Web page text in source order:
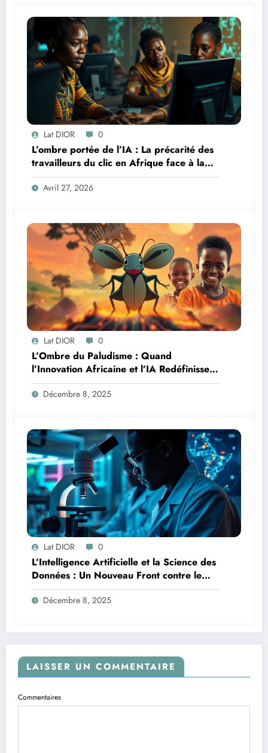
Lat DIOR 0
L’ombre portée de l’IA : La précarité des
travailleurs du clic en Afrique face à la
révolution numérique
Avril 27, 2026
Lat DIOR 0
L’Ombre du Paludisme : Quand
l’Innovation Africaine et l’IA Redéfinissent
la Lutte
Décembre 8, 2025
Lat DIOR 0
L’Intelligence Artificielle et la Science des
Données : Un Nouveau Front contre le
Paludisme en Afrique
Décembre 8, 2025
LAISSER UN COMMENTAIRE
Commentaires